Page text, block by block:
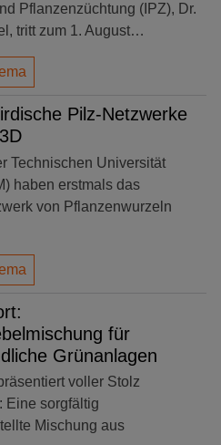
Pflanzenzüchtung (IPZ), Dr.
tritt zum 1. August…
Pilz-Netzwerke
Technischen Universität
haben erstmals das
von Pflanzenwurzeln
für
Grünanlagen
voller Stolz
Eine sorgfältig
Mischung aus